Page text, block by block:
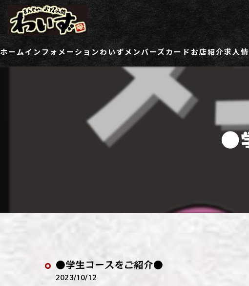
ホームインフォメーションわいずメンバーズカード
ご登録情報変更フォーム
お店紹介
わいず熊谷店
わいず東川口店
求人
●
●学生コースをご紹介●
2023/10/12